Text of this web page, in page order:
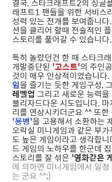
결국, 스타크래프트2의 싱
래프트1 팬들을 위한 서비스
성력 있는 전개를 보여줍니
션을 클리어 할때 전술적인
스토리를 풀어갈 수 있습니다.
특히 놀랐던건 한 때 스타크
개발중단된 '고스트'의 주인
것이 매우 인상적이었습니다
임을 즐기는 듯한 게임구성,
레벨업 그리고 새로운 능력
블리자드다운 시도입니다. 마
리를 연상시키더군요 ^^ 또
'용병'을 고용해서 소환하는
오락실 미니게임과 같은 부
도 높은 게임이라고 생각합
드 게임의 노하우를 한군데
스토리를 잘 섞은 '영화같은
에 의하면 미니게임에서 일
는 군요 ^^;)